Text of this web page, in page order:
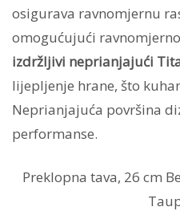
osigurava ravnomjernu
omogućujući
izdržljivi neprianjajući
lijepljenje hrane, što
Neprianjajuća površina
performanse.
Preklopna tava, 26 cm